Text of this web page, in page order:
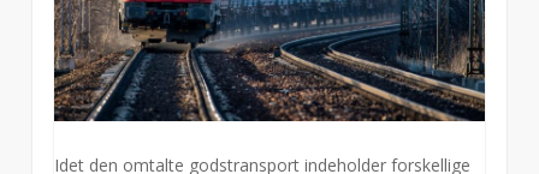
Idet den omtalte godstransport indeholder forskellige